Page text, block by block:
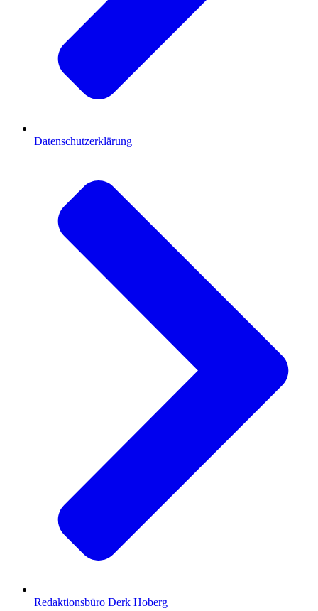
Datenschutzerklärung
Redaktionsbüro Derk Hoberg